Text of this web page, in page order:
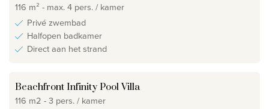
116 m² - max. 4 pers. / kamer
Privé zwembad
Halfopen badkamer
Direct aan het strand
Beachfront Infinity Pool Villa
116 m2 - 3 pers. / kamer